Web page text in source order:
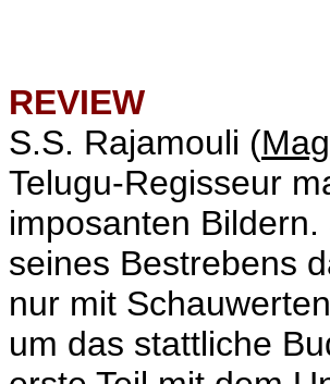
REVIEW
S.S. Rajamouli (
Telugu-Regisseur
imposanten
seines Bestrebens
nur mit
um das stattliche